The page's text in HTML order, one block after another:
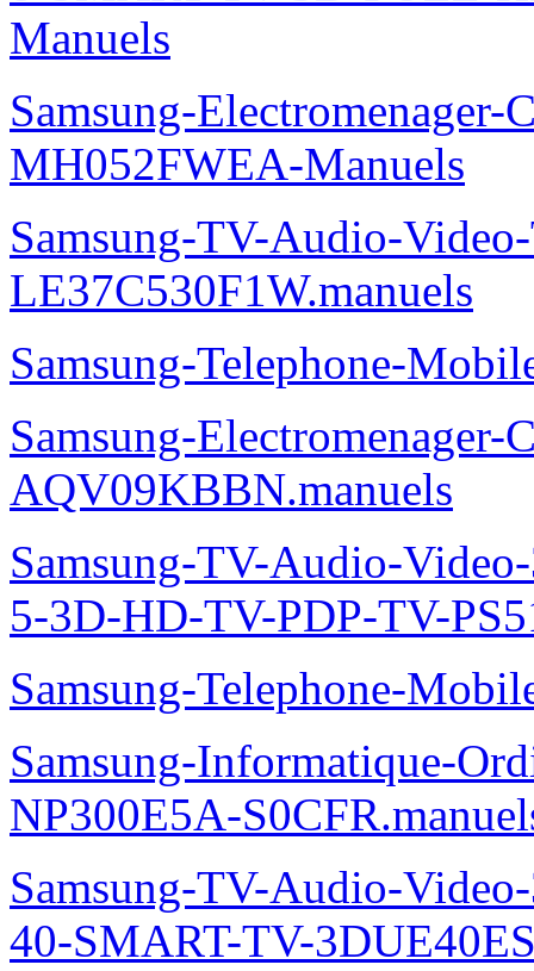
Manuels
Samsung-Electromenager-
MH052FWEA-Manuels
Samsung-TV-Audio-
LE37C530F1W.manuels
Samsung-Telephone-
Samsung-Electromenager-
AQV09KBBN.manuels
Samsung-TV-Audio-
5-3D-HD-TV-PDP-TV-
Samsung-Telephone-
Samsung-Informatique-
NP300E5A-
Samsung-TV-Audio-
40-SMART-TV-